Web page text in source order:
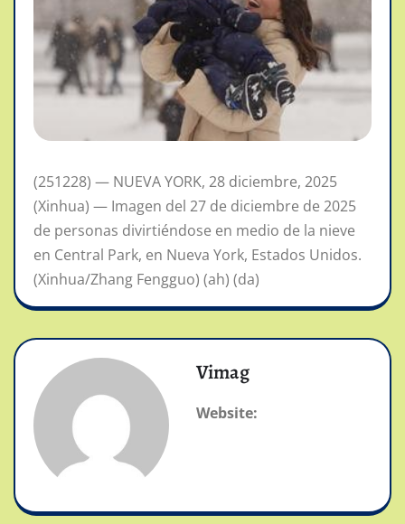
(251228) — NUEVA YORK, 28 diciembre, 2025
(Xinhua) — Imagen del 27 de diciembre de 2025
de personas divirtiéndose en medio de la nieve
en Central Park, en Nueva York, Estados Unidos.
(Xinhua/Zhang Fengguo) (ah) (da)
Vimag
Website: